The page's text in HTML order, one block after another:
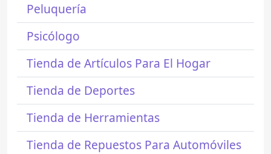
Peluquería
Psicólogo
Tienda de Artículos Para El Hogar
Tienda de Deportes
Tienda de Herramientas
Tienda de Repuestos Para Automóviles